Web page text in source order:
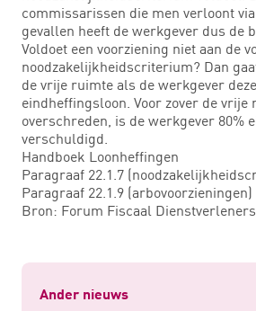
commissarissen die men verloont
gevallen heeft de werkgever dus de
Voldoet een voorziening niet aan de
noodzakelijkheidscriterium? Dan
de vrije ruimte als de werkgever
eindheffingsloon. Voor zover de
overschreden, is de werkgever 80%
verschuldigd.
Handboek Loonheffingen
Paragraaf 22.1.7
Paragraaf 22.1.9 (arbovoorzieningen)
Bron: Forum Fiscaal
Ander nieuws